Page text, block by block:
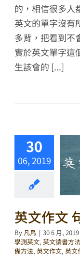
的，相信很多人
英文的單字沒有
多背，把看到不
實於英文單字這
生該會的 [...]
30
06, 2019
英文作文
By 凡鳥 | 30 6 月, 2019
學測英文, 英文讀書方法
備方法, 英文作文, 英文